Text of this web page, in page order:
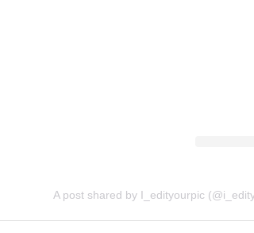
A post shared by I_edityourpic